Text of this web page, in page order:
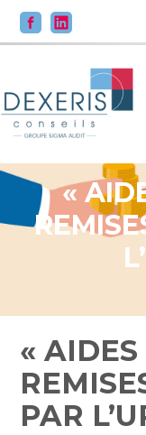
Aller
au
contenu
«
« AIDES
PAR